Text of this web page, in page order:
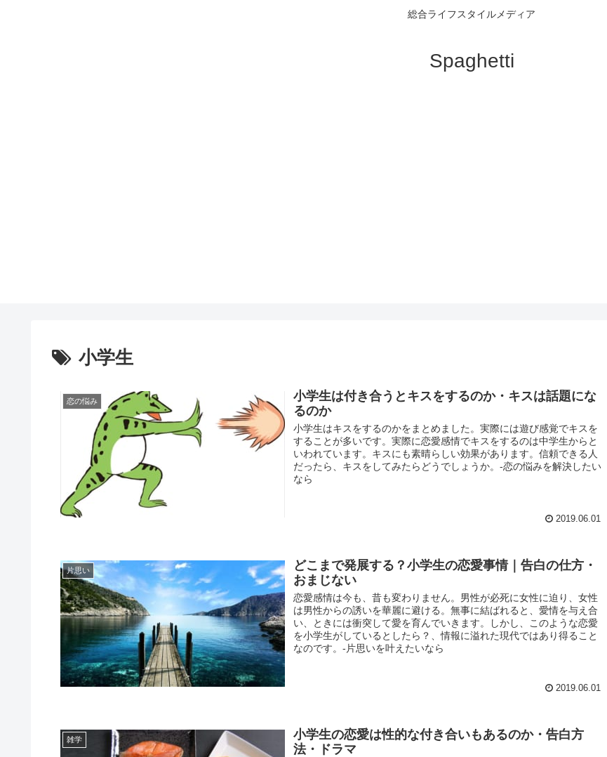
総合ライフスタイルメディア
Spaghetti
小学生
恋の悩み
小学生は付き合うとキスをするのか・キスは話題にな
るのか
小学生はキスをするのかをまとめました。実際には遊び感覚でキスを
することが多いです。実際に恋愛感情でキスをするのは中学生からと
いわれています。キスにも素晴らしい効果があります。信頼できる人
だったら、キスをしてみたらどうでしょうか。-恋の悩みを解決したい
なら
2019.06.01
片思い
どこまで発展する？小学生の恋愛事情｜告白の仕方・
おまじない
恋愛感情は今も、昔も変わりません。男性が必死に女性に迫り、女性
は男性からの誘いを華麗に避ける。無事に結ばれると、愛情を与え合
い、ときには衝突して愛を育んでいきます。しかし、このような恋愛
を小学生がしているとしたら？、情報に溢れた現代ではあり得ること
なのです。-片思いを叶えたいなら
2019.06.01
雑学
小学生の恋愛は性的な付き合いもあるのか・告白方
法・ドラマ